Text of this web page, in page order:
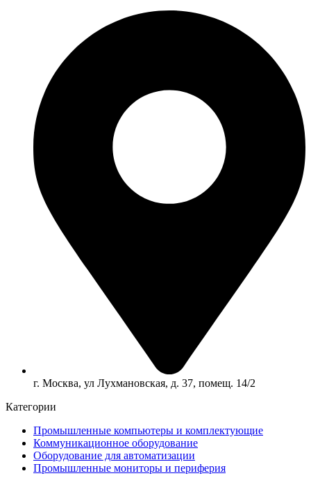
г. Москва, ул Лухмановская, д. 37, помещ. 14/2
Категории
Промышленные компьютеры и комплектующие
Коммуникационное оборудование
Оборудование для автоматизации
Промышленные мониторы и периферия